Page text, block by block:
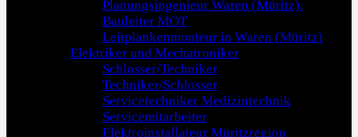
Planungsingenieur Waren (Müritz):
Bauleiter MOT
Leitplankenmonteur in Waren (Müritz)
Elektriker und Mechatroniker
Schlosser/Techniker
Techniker/Schlosser
Servicetechniker Medizintechnik
Servicemitarbeiter
Elektroinstallateur Müritzregion